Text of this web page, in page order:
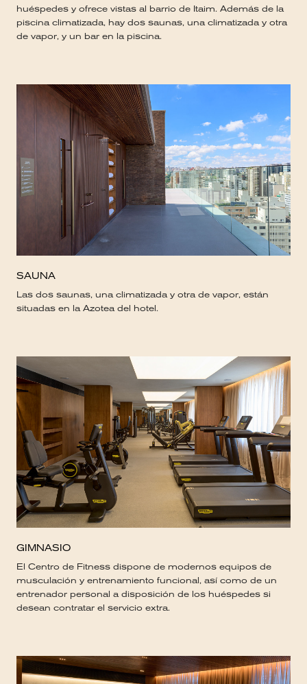
huéspedes y ofrece vistas al barrio de Itaim. Además de la
piscina climatizada, hay dos saunas, una climatizada y otra
de vapor, y un bar en la piscina.
SAUNA
Las dos saunas, una climatizada y otra de vapor, están
situadas en la Azotea del hotel.
GIMNASIO
El Centro de Fitness dispone de modernos equipos de
musculación y entrenamiento funcional, así como de un
entrenador personal a disposición de los huéspedes si
desean contratar el servicio extra.